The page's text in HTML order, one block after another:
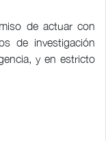
de actuar con
de investigación
y en estricto